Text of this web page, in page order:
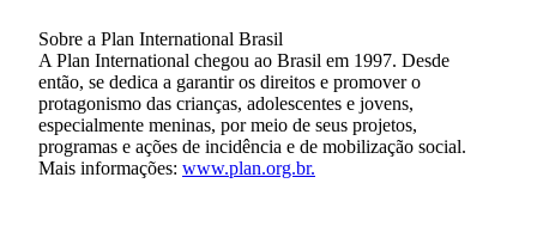
Sobre a Plan International Brasil
A Plan International chegou ao Brasil em 1997. Desde
então, se dedica a garantir os direitos e promover o
protagonismo das crianças, adolescentes e jovens,
especialmente meninas, por meio de seus projetos,
programas e ações de incidência e de mobilização social.
Mais informações: www.plan.org.br.